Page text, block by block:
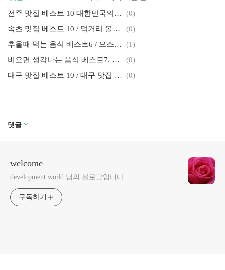
전주 맛집 베스트 10 대한민국의 멋이 살아있는 고장 전주의 맛집
(0)
속초 맛집 베스트 10 / 먹거리 볼거리가 가득한 속초의 맛집 필수코스
(0)
추울때 먹는 음식 베스트6 / 으스스 추운 날 더욱 생각나는 음식들
(1)
비오면 생각나는 음식 베스트7. 추적추적 비오는 날 먹고 싶은 음식들
(0)
대구 맛집 베스트 10 / 대구 맛집 추천 / 대구 맛집 필수 코스 (0)
댓글
welcome
development world 님의 블로그입니다.
구독하기